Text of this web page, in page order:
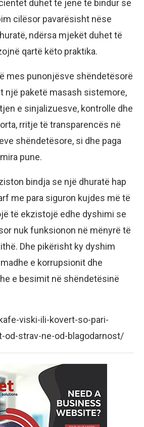
duhet të jenë të bindur se
cilësor pavarësisht nëse
ndërsa mjekët duhet të
qartë këto praktika.
mes punonjësve shëndetësorë
një paketë masash sistemore,
e sinjalizuesve, kontrolle dhe
rritje të transparencës në
shëndetësore, si dhe paga
pune.
bindja se një dhuratë hap
me para siguron kujdes më të
të ekzistojë edhe dyshimi se
nuk funksionon në mënyrë të
Dhe pikërisht ky dyshim
e korrupsionit dhe
e besimit në shëndetësinë
viski-ili-kovert-so-pari-
od-strav-ne-od-blagodarnost/